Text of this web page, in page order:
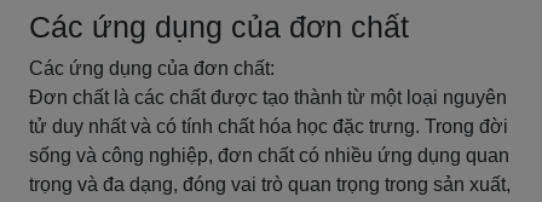
Các ứng dụng của đơn chất
Các ứng dụng của đơn chất:
Đơn chất là các chất được tạo thành từ một loại nguyên
tử duy nhất và có tính chất hóa học đặc trưng. Trong đời
sống và công nghiệp, đơn chất có nhiều ứng dụng quan
trọng và đa dạng, đóng vai trò quan trọng trong sản xuất,